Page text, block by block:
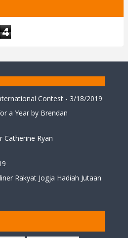
4
Contest - 3/18/2019
a Year by Brendan
Catherine Ryan
Rakyat Jogja Hadiah Jutaan